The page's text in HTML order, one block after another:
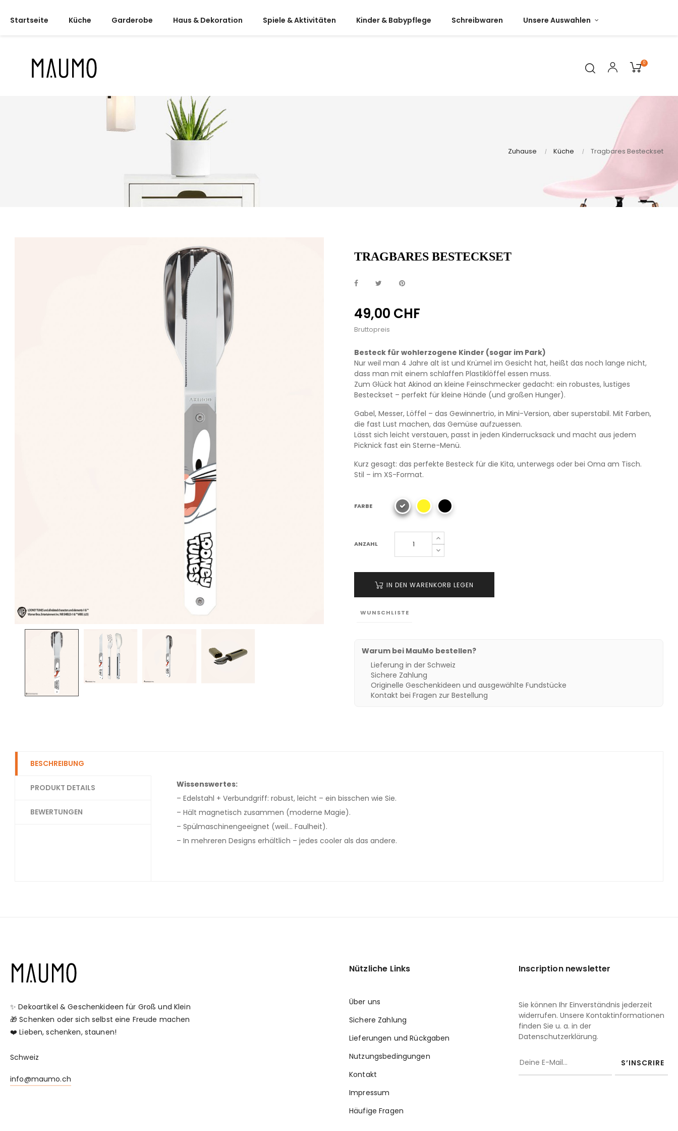
Startseite Küche Garderobe Haus & Dekoration Spiele & Aktivitäten Kinder & Babypflege Schreibwaren Unsere Auswahlen
0
Zuhause Küche Tragbares Besteckset
TRAGBARES BESTECKSET
49,00 CHF
Bruttopreis
Besteck für wohlerzogene Kinder (sogar im Park)
Nur weil man 4 Jahre alt ist und Krümel im Gesicht hat, heißt das noch lange nicht,
dass man mit einem schlaffen Plastiklöffel essen muss.
Zum Glück hat Akinod an kleine Feinschmecker gedacht: ein robustes, lustiges
Besteckset – perfekt für kleine Hände (und großen Hunger).
Gabel, Messer, Löffel – das Gewinnertrio, in Mini-Version, aber superstabil. Mit Farben,
die fast Lust machen, das Gemüse aufzuessen.
Lässt sich leicht verstauen, passt in jeden Kinderrucksack und macht aus jedem
Picknick fast ein Sterne-Menü.
Kurz gesagt: das perfekte Besteck für die Kita, unterwegs oder bei Oma am Tisch.
Stil – im XS-Format.
FARBE
ANZAHL
IN DEN WARENKORB LEGEN
WUNSCHLISTE
Warum bei MauMo bestellen?
Lieferung in der Schweiz
Sichere Zahlung
Originelle Geschenkideen und ausgewählte Fundstücke
Kontakt bei Fragen zur Bestellung
BESCHREIBUNG
PRODUKT DETAILS
BEWERTUNGEN
Wissenswertes:
– Edelstahl + Verbundgriff: robust, leicht – ein bisschen wie Sie.
– Hält magnetisch zusammen (moderne Magie).
– Spülmaschinengeeignet (weil... Faulheit).
– In mehreren Designs erhältlich – jedes cooler als das andere.
✨ Dekoartikel & Geschenkideen für Groß und Klein
🎁 Schenken oder sich selbst eine Freude machen
❤️ Lieben, schenken, staunen!
Schweiz
info@maumo.ch
Nützliche Links
Über uns
Sichere Zahlung
Lieferungen und Rückgaben
Nutzungsbedingungen
Kontakt
Impressum
Häufige Fragen
Inscription newsletter
Sie können Ihr Einverständnis jederzeit
widerrufen. Unsere Kontaktinformationen
finden Sie u. a. in der
Datenschutzerklärung.
S’INSCRIRE